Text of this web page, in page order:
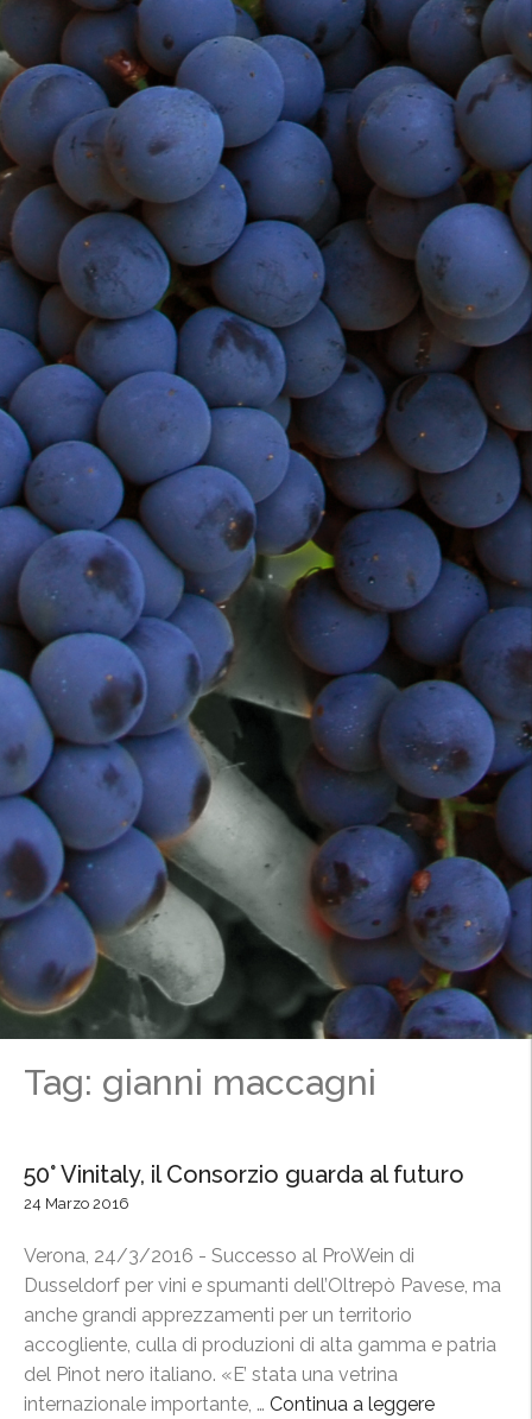
Tag: gianni maccagni
50° Vinitaly, il Consorzio guarda al futuro
24 Marzo 2016
Verona, 24/3/2016 - Successo al ProWein di
Dusseldorf per vini e spumanti dell’Oltrepò Pavese, ma
anche grandi apprezzamenti per un territorio
accogliente, culla di produzioni di alta gamma e patria
del Pinot nero italiano. «E’ stata una vetrina
internazionale importante, … Continua a leggere